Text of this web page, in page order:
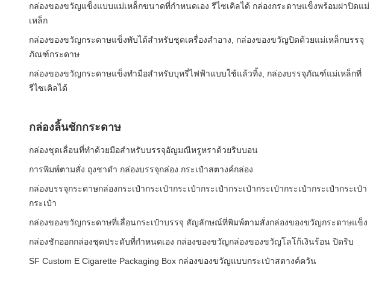
กล่องของขวัญแข็งแบบแม่เหล็กขนาดที่กำหนดเอง รีไซเคิลได้ กล่องกระดาษแข็งพร้อมฝาปิดแม่
เหล็ก
กล่องของขวัญกระดาษแข็งพับได้สำหรับชุดเครื่องสำอาง, กล่องของขวัญปิดด้วยแม่เหล็กบรรจุ
ภัณฑ์กระดาษ
กล่องของขวัญกระดาษแข็งทำมือสำหรับบุหรี่ไฟฟ้าแบบใช้แล้วทิ้ง, กล่องบรรจุภัณฑ์แม่เหล็กที่
รีไซเคิลได้
กล่องลิ้นชักกระดาษ
กล่องชุดเลื่อนที่ทําด้วยมือสําหรับบรรจุอัญมณีหรูหราด้วยริบบอน
การพิมพ์ตามสั่ง ถุงชาดํา กล่องบรรจุกล่อง กระเป๋าสตางค์กล่อง
กล่องบรรจุกระดาษกล่องกระเป๋ากระเป๋ากระเป๋ากระเป๋ากระเป๋ากระเป๋ากระเป๋ากระเป๋ากระเป๋า
กระเป๋า
กล่องของขวัญกระดาษที่เลื่อนกระเป๋าบรรจุ สัญลักษณ์ที่พิมพ์ตามสั่งกล่องของขวัญกระดาษแข็ง
กล่องชักออกกล่องชุดประดับที่กําหนดเอง กล่องของขวัญกล่องของขวัญโลโก้เงินร้อน ปิดริบ
SF Custom E Cigarette Packaging Box กล่องของขวัญแบบกระเป๋าสตางค์ควัน